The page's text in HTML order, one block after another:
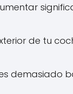
de tu
demasiado